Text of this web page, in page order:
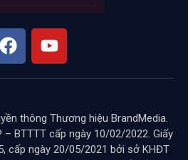
11 18, 2024